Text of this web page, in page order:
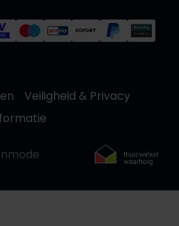
Veiligheid & Privacy